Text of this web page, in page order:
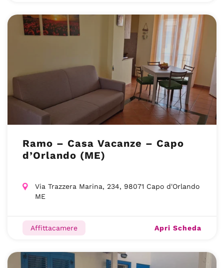
Ramo – Casa Vacanze – Capo
d’Orlando (ME)
Via Trazzera Marina, 234, 98071 Capo d'Orlando
ME
Affittacamere Apri Scheda